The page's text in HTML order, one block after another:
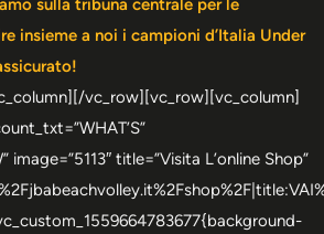
sulla tribuna centrale per le
insieme a noi i campioni d’Italia Under
vc_row][vc_row][vc_column]
image=”5113″ title=”Visita L’online Shop”